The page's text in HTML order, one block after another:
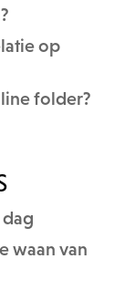
op
folder?
dag
waan van